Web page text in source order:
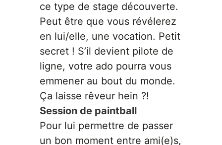
ce type de stage découverte.
Peut être que vous révélerez
en lui/elle, une vocation. Petit
secret ! S’il devient pilote de
ligne, votre ado pourra vous
emmener au bout du monde.
Ça laisse rêveur hein ?!
Session de paintball
Pour lui permettre de passer
un bon moment entre ami(e)s,